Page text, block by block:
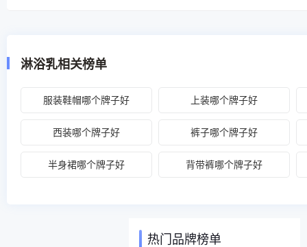
淋浴乳相关榜单
服装鞋帽哪个牌子好 上装哪个牌子好
西装哪个牌子好 裤子哪个牌子好
半身裙哪个牌子好 背带裤哪个牌子好
热门品牌榜单